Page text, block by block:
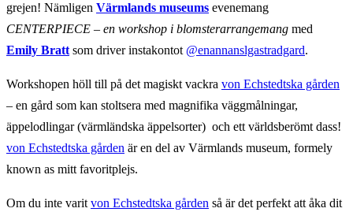
grejen! Nämligen Värmlands museums evenemang
CENTERPIECE – en workshop i blomsterarrangemang med
Emily Brattsom driver instakontot @enannanslgastradgard.
Workshopen höll till på det magiskt vackra von Echstedtska gården
– en gård som kan stoltsera med magnifika väggmålningar,
äppelodlingar (värmländska äppelsorter) och ett världsberömt dass!
von Echstedtska gården är en del av Värmlands museum, formely
known as mitt favoritplejs.
Om du inte varitvon Echstedtska gården så är det perfekt att åka dit